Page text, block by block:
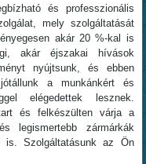
és professzionális
mely szolgáltatását
akár 20 %-kal is
akár éjszakai hívások
nyújtsunk, és ebben
a munkánkért és
elégedettek lesznek.
és felkészülten várja a
legismertebb zármárkák
is. Szolgáltatásunk az Ön